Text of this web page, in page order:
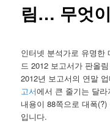
림… 무엇
인터넷 분석가로 유명한
드 2012 보고서가 판올
2012년 보고서의 연말
고서에서 큰 줄기는 달
내용이 88쪽으로 대폭
입니다.